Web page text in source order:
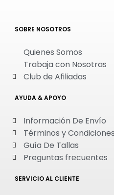
SOBRE NOSOTROS
Quienes Somos
Trabaja con Nosotras
Club de Afiliadas
AYUDA & APOYO
Información De Envío
Términos y
Guía De Tallas
Preguntas frecuentes
SERVICIO AL CLIENTE